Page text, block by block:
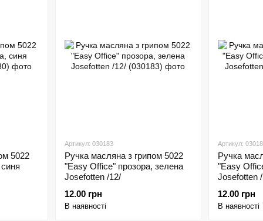
5022
Артикул: 030183
Ручка масляна з грипом 5022
"Easy Office" прозора, зелена
Josefоtten /12/
12.00 грн
В наявності
Артикул:
Ручка
"Easy
Josefоtten
12.00 грн
В наявності